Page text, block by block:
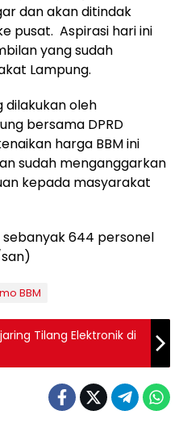
dan akan ditindak
pusat. Aspirasi hari ini
yang sudah
Lampung.
dilakukan oleh
bersama DPRD
harga BBM ini
sudah menganggarkan
kepada masyarakat
644 personel
BBM
Tilang Elektronik di